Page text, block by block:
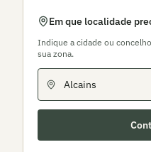
Em que localidade
Indique a cidade ou
sua zona.